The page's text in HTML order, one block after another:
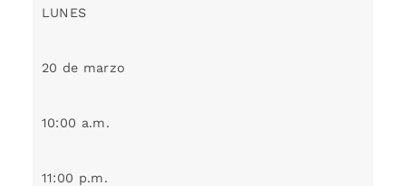
LUNES
20 de marzo
10:00 a.m.
11:00 p.m.